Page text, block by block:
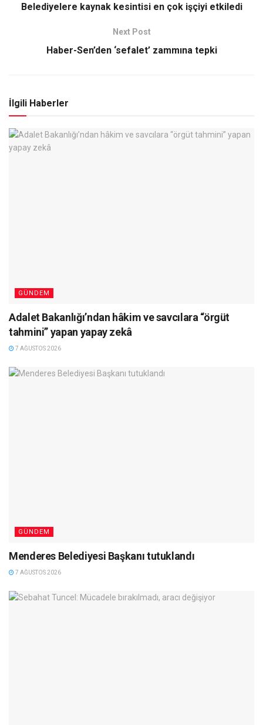
Belediyelere kaynak kesintisi en çok işçiyi etkiledi
Next Post
Haber-Sen’den ‘sefalet’ zammına tepki
İlgili Haberler
GÜNDEM
Adalet Bakanlığı’ndan hâkim ve savcılara “örgüt
tahmini” yapan yapay zekâ
7 AĞUSTOS 2026
GÜNDEM
Menderes Belediyesi Başkanı tutuklandı
7 AĞUSTOS 2026